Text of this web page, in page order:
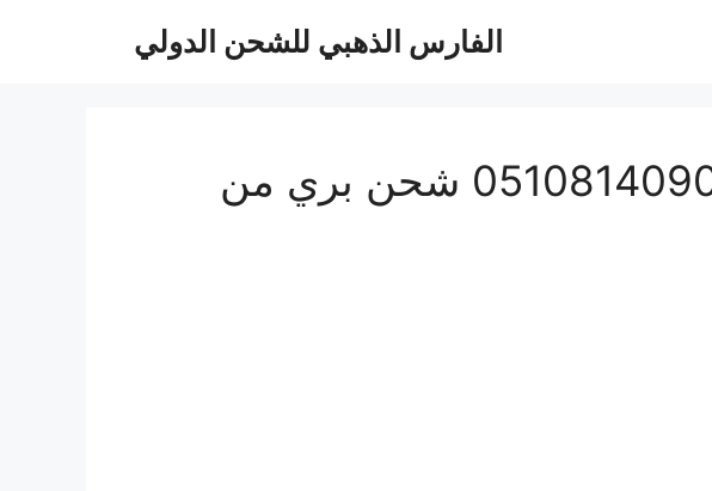
الفارس الذهبي للشحن الدولي
شحن و نقل عفش من المدينة الى الامارات 0510814090 شحن بري من